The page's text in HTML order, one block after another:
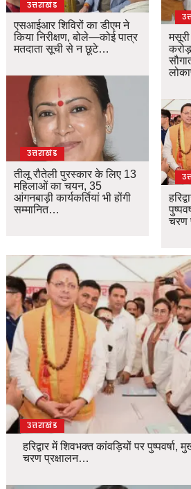
उत्तराखंड
एसआईआर शिविरों का डीएम ने
किया निरीक्षण, बोले—कोई पात्र
मतदाता सूची से न छूटे…
उत्तराखंड
तीलू रौतेली पुरस्कार के लिए 13
महिलाओं का चयन, 35
आंगनबाड़ी कार्यकर्तियां भी होंगी
सम्मानित…
चरण
उत्तराखंड
हरिद्वार में शिवभक्त कांवड़ियों पर पुष्पवर्षा,
चरण प्रक्षालन…